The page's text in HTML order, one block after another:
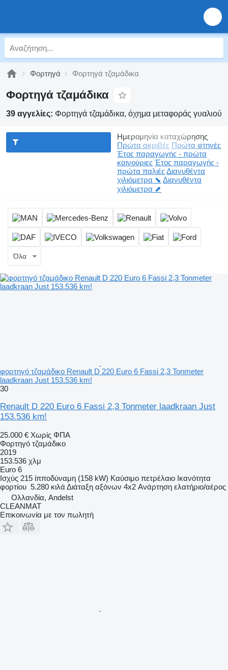
Φορτηγά Φορτηγά τζαμάδικα
Φορτηγά τζαμάδικα
39 αγγελίες: Φορτηγά τζαμάδικα, όχημα μεταφοράς γυαλιού
Ημερομηνία καταχώρησης
Πρώτα ακριβές Πρώτα φτηνές
Έτος παραγωγής - πρώτα
καινούριες Έτος παραγωγής -
πρώτα παλιέςΔιανυθέντα
χιλιόμετρα ⬊ Διανυθέντα
χιλιόμετρα ⬈
Όλα
φορτηγό τζαμάδικο Renault D 220 Euro 6 Fassi 2,3 Tonmeter
laadkraan Just 153.536 km!
30
Renault D 220 Euro 6 Fassi 2,3 Tonmeter laadkraan Just
153.536 km!
25.000 € Χωρίς ΦΠΑ
Φορτηγό τζαμάδικο
2019
153.536 χλμ
Euro 6
Ισχύς 215 ίπποδύναμη (158 kW) Καύσιμο πετρέλαιο Ικανότητα
φορτίου 5.280 κιλά Διάταξη αξόνων 4x2 Ανάρτηση ελατήριο/αέρος
Ολλανδία, Andelst
CLEANMAT
Επικοινωνία με τον πωλητή